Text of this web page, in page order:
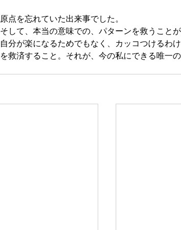
原点を忘れていた出来事でした。
そして、本当の意味での、パターンを救うこと
自分が楽になるためでもなく、カッコつけるわ
を救済すること。それが、今の私にできる唯一の